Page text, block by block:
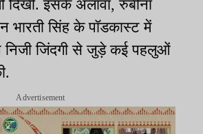
दिखीं. इसके अलावा, रुबीना
भारती सिंह के पॉडकास्ट में
निजी जिंदगी से जुड़े कई पहलुओं
Advertisement